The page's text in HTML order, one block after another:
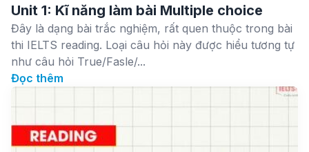
Unit 1: Kĩ năng làm bài Multiple choice
Đây là dạng bài trắc nghiệm, rất quen thuộc trong bài
thi IELTS reading. Loại câu hỏi này được hiểu tương tự
như câu hỏi True/Fasle/...
Đọc thêm